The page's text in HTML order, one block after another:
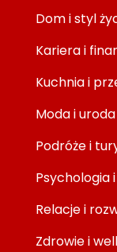
Dom i styl
Kariera i
Kuchnia i
Moda i uroda
Podróże i
Psychologia
Relacje i
Zdrowie i